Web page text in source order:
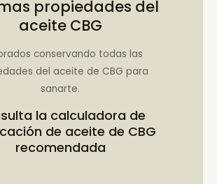
propiedades del
aceite CBG
conservando todas las
del aceite de CBG para
sanarte.
la calculadora de
de aceite de CBG
recomendada